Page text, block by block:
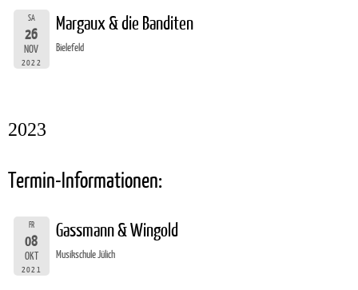
SA
26
NOV
2022
Margaux & die Banditen
Bielefeld
2023
Termin-Informationen:
FR
08
OKT
2021
Gassmann & Wingold
Musikschule Jülich